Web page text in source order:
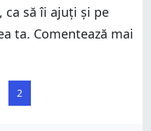
ca să îi ajuți și pe
ta. Comentează mai
2